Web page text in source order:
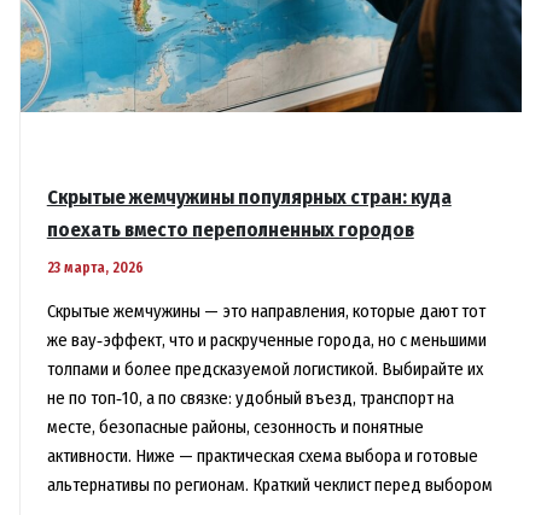
Скрытые жемчужины популярных стран: куда
поехать вместо переполненных городов
23 марта, 2026
Скрытые жемчужины — это направления, которые дают тот
же вау‑эффект, что и раскрученные города, но с меньшими
толпами и более предсказуемой логистикой. Выбирайте их
не по топ‑10, а по связке: удобный въезд, транспорт на
месте, безопасные районы, сезонность и понятные
активности. Ниже — практическая схема выбора и готовые
альтернативы по регионам. Краткий чеклист перед выбором